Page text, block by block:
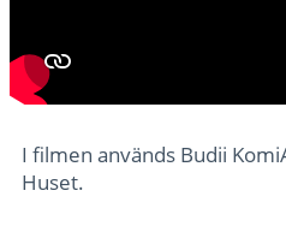
I filmen används Budii
Huset.